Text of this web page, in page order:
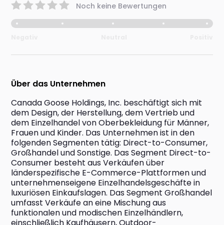
Noch keine Bewertungen
Über das Unternehmen
Canada Goose Holdings, Inc. beschäftigt sich mit
dem Design, der Herstellung, dem Vertrieb und
dem Einzelhandel von Oberbekleidung für Männer,
Frauen und Kinder. Das Unternehmen ist in den
folgenden Segmenten tätig: Direct-to-Consumer,
Großhandel und Sonstige. Das Segment Direct-to-
Consumer besteht aus Verkäufen über
länderspezifische E-Commerce-Plattformen und
unternehmenseigene Einzelhandelsgeschäfte in
luxuriösen Einkaufslagen. Das Segment Großhandel
umfasst Verkäufe an eine Mischung aus
funktionalen und modischen Einzelhändlern,